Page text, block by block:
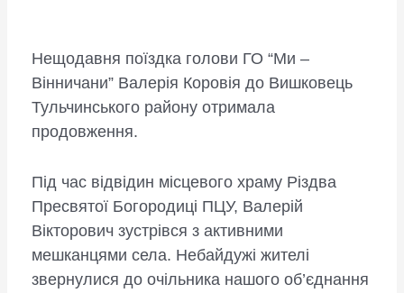
Нещодавня поїздка голови ГО “Ми –
Вінничани” Валерія Коровія до Вишковець
Тульчинського району отримала
продовження.
Під час відвідин місцевого храму Різдва
Пресвятої Богородиці ПЦУ, Валерій
Вікторович зустрівся з активними
мешканцями села. Небайдужі жителі
звернулися до очільника нашого об’єднання